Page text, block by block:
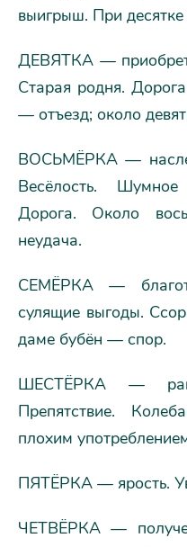
выигрыш. При
ДЕВЯТКА —
Старая родня.
— отъезд; около
ВОСЬМЁРКА —
Весёлость.
Дорога. Около
неудача.
СЕМЁРКА —
сулящие выгоды.
даме бубён — спор.
ШЕСТЁРКА —
Препятствие.
плохим
ПЯТЁРКА — ярость.
ЧЕТВЁРКА —